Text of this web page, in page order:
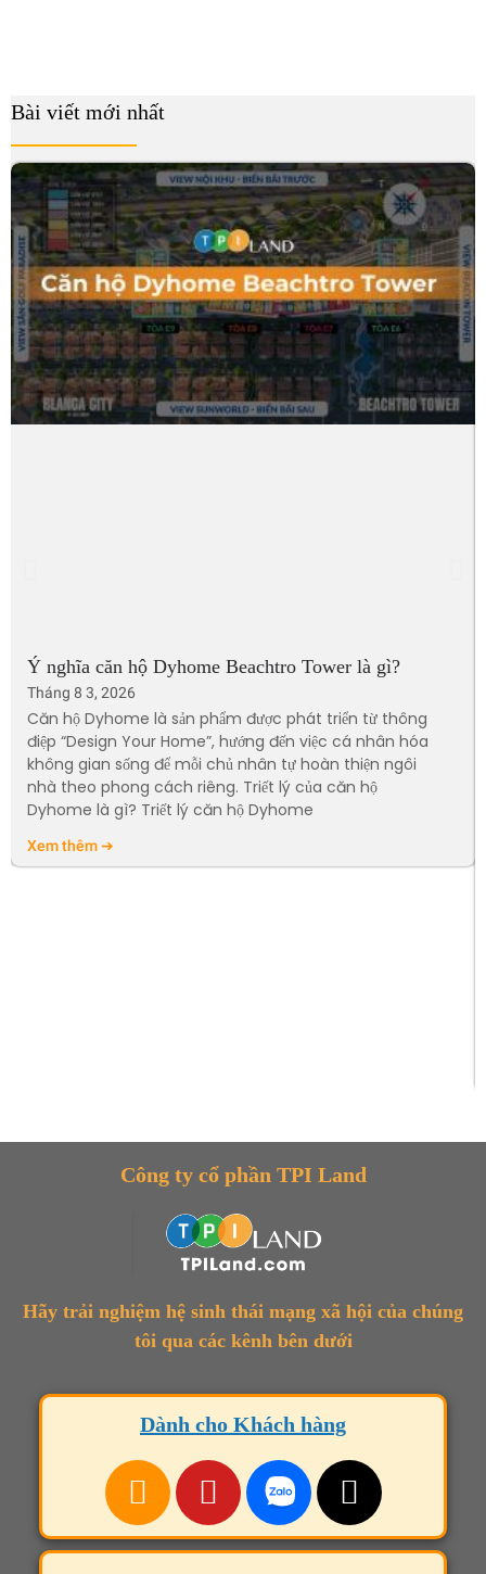
Bài viết mới nhất
Ý nghĩa căn hộ Dyhome Beachtro Tower là gì?
Tháng 8 3, 2026
Căn hộ Dyhome là sản phẩm được phát triển từ thông
điệp “Design Your Home”, hướng đến việc cá nhân hóa
không gian sống để mỗi chủ nhân tự hoàn thiện ngôi
nhà theo phong cách riêng. Triết lý của căn hộ
Dyhome là gì? Triết lý căn hộ Dyhome
Xem thêm ➔
Công ty cổ phần TPI Land
Hãy trải nghiệm hệ sinh thái mạng xã hội của chúng
tôi qua các kênh bên dưới
Dành cho Khách hàng